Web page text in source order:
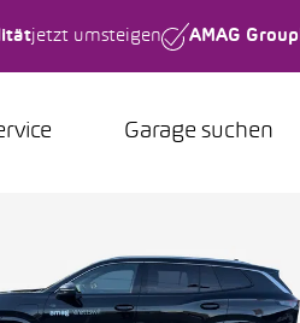
jetzt umsteigen AMAG Group
Garage suchen